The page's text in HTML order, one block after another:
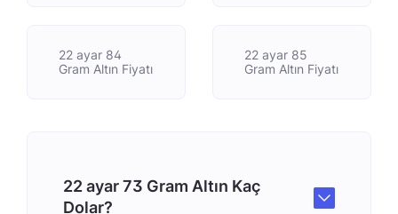
22 ayar 84
Gram Altın Fiyatı
22 ayar 85
Gram Altın Fiyatı
22 ayar 73 Gram Altın Kaç
Dolar?